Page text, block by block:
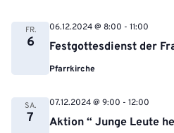
FR.
6 Festgottesdienst der
06.12.2024 @ 8:00 - 11:00
Pfarrkirche
SA.
7 Aktion “ Junge Leute
07.12.2024 @ 9:00 - 12:00